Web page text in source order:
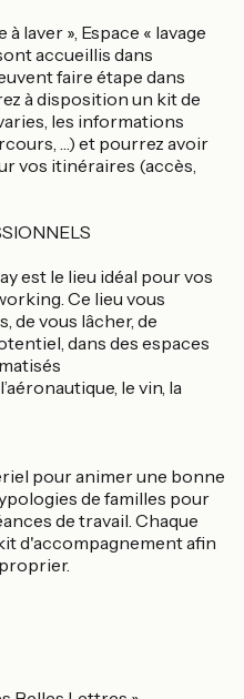
à laver », Espace « lavage
accueillis dans
faire étape dans
à disposition un kit de
les informations
…) et pourrez avoir
vos itinéraires (accès,
est le lieu idéal pour vos
Ce lieu vous
de vous lâcher, de
dans des espaces
le vin, la
pour animer une bonne
de familles pour
de travail. Chaque
d'accompagnement afin